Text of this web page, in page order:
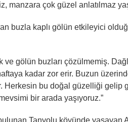
manzara çok güzel anlatılmaz
buzla kaplı gölün etkileyici
ve gölün buzları çözülmemiş.
kadar zor erir. Buzun
Herkesin bu doğal güzelliği gelip
bir arada yaşıyoruz.”